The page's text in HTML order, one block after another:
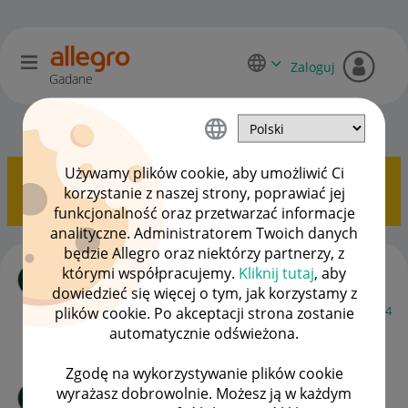
Używamy plików cookie, aby umożliwić Ci
korzystanie z naszej strony, poprawiać jej
funkcjonalność oraz przetwarzać informacje
analityczne. Administratorem Twoich danych
będzie Allegro oraz niektórzy partnerzy, z
którymi współpracujemy. Kliknij tutaj, aby
dowiedzieć się więcej o tym, jak korzystamy z
plików cookie. Po akceptacji strona zostanie
automatycznie odświeżona.
Zgodę na wykorzystywanie plików cookie
wyrażasz dobrowolnie. Możesz ją w każdym
Gadane
Zaloguj
Sprzedający o Allegro Lokalnie OPCJE
Pokazywanie tematów z etykietąPłatność. Pokaż
wszystkie tematy
Sprzedaż/Płatność natychmiastowa
autor.plus.z‎03-10-2023 09:04
Ostatnio opublikowano w dniu‎03-10-2023 09:38, autor aglin4
ODPOWIEDZI 1202 WYŚWIETLEŃ
Pomocy! - wysyłka allegro lokalnie